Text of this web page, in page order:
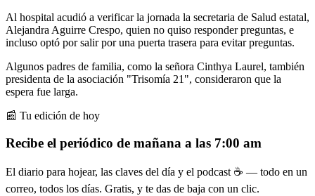
Al hospital acudió a verificar la jornada la secretaria de Salud estatal,
Alejandra Aguirre Crespo, quien no quiso responder preguntas, e
incluso optó por salir por una puerta trasera para evitar preguntas.
Algunos padres de familia, como la señora Cinthya Laurel, también
presidenta de la asociación "Trisomía 21", consideraron que la
espera fue larga.
📰 Tu edición de hoy
Recibe el periódico de mañana a las 7:00 am
El diario para hojear, las claves del día y el podcast ☕ — todo en un
correo, todos los días. Gratis, y te das de baja con un clic.